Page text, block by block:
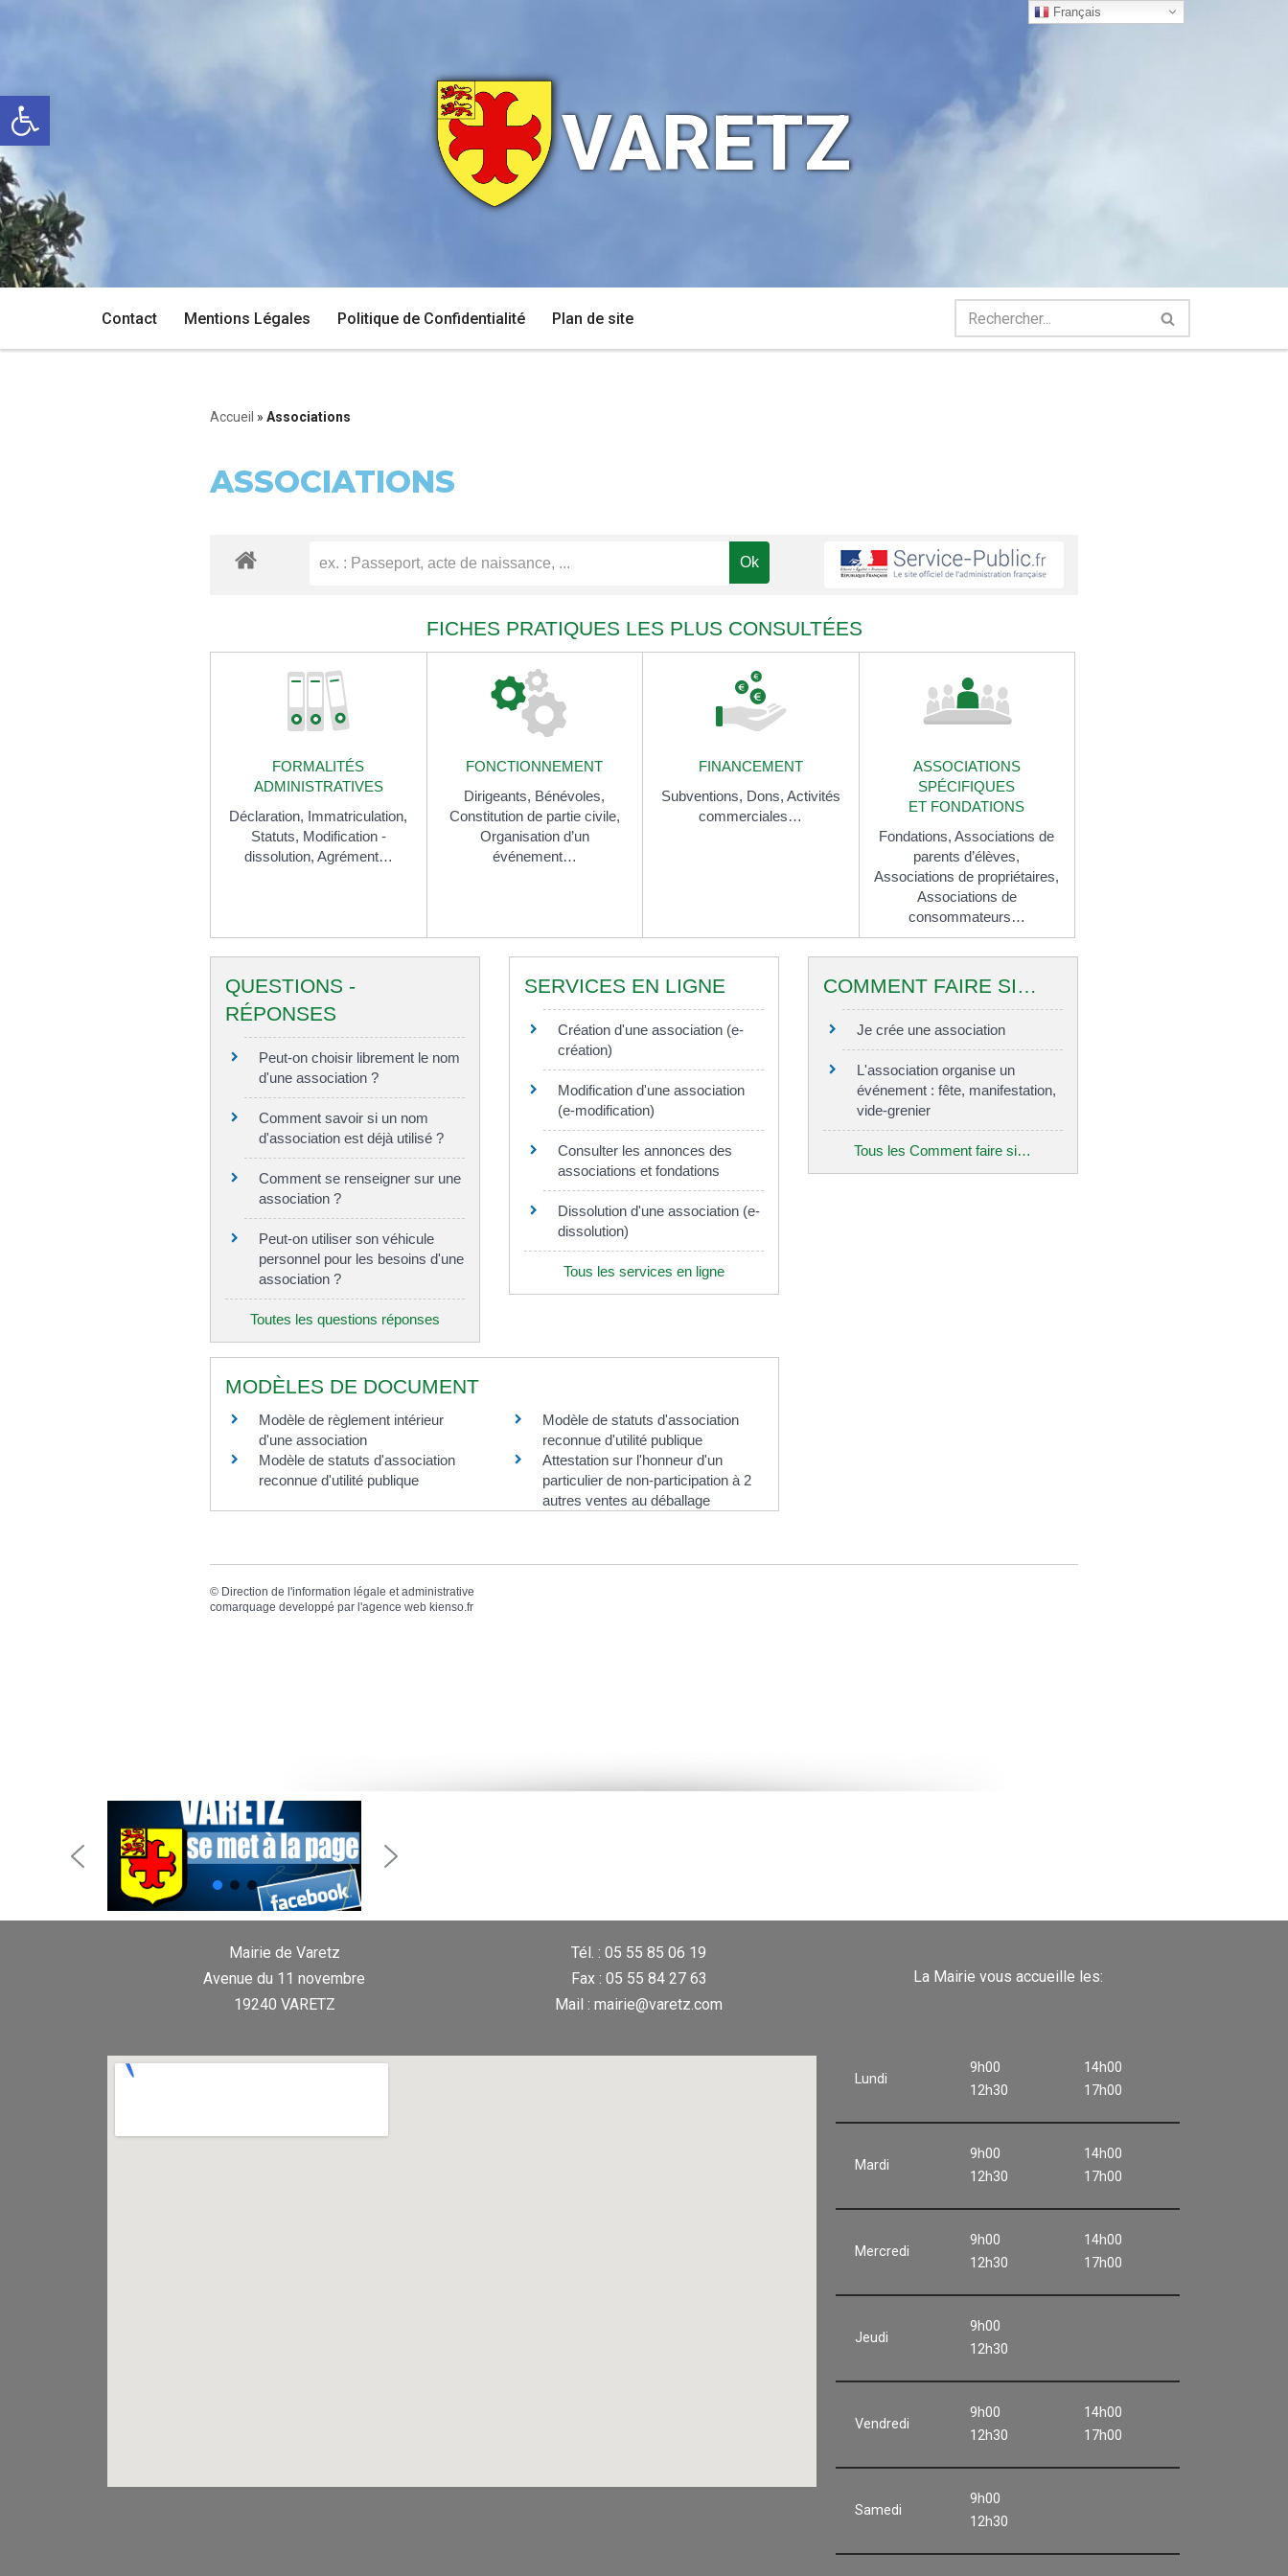
Ouvrir la barre d’outils
contenu
VARETZ
Contact Mentions Légales Politique de Confidentialité Plan de site
Accueil » Associations
ASSOCIATIONS
FICHES PRATIQUES LES PLUS CONSULTÉES
FORMALITÉS
ADMINISTRATIVES
Déclaration, Immatriculation,
Statuts, Modification -
dissolution, Agrément…
FONCTIONNEMENT
Dirigeants, Bénévoles,
Constitution de partie civile,
Organisation d’un
événement…
FINANCEMENT
Subventions, Dons, Activités
commerciales…
ASSOCIATIONS
SPÉCIFIQUES
ET FONDATIONS
Fondations,Associations de
parents d’élèves,
Associations de propriétaires,
Associations de
consommateurs…
QUESTIONS -
RÉPONSES
Peut-on choisir librement le nom
d'une association ?
Comment savoir si un nom
d'association est déjà utilisé ?
Comment se renseigner sur une
association ?
Peut-on utiliser son véhicule
personnel pour les besoins d'une
association ?
Toutes les questions réponses
SERVICES EN LIGNE
Création d'une association (e-
création)
Modification d'une association
(e-modification)
Consulter les annonces des
associations et fondations
Dissolution d'une association (e-
dissolution)
Tous les services en ligne
COMMENT FAIRE SI…
Je crée une association
L'association organise un
événement : fête, manifestation,
vide-grenier
Tous les Comment faire si…
MODÈLES DE DOCUMENT
Modèle de règlement intérieur
d'une association
Modèle de statuts d'association
reconnue d'utilité publique
Modèle de statuts d'association
reconnue d'utilité publique
Attestation sur l'honneur d'un
particulier de non-participation à 2
autres ventes au déballage
© Direction de l'information légale et administrative
comarquage developpé par l'agence web kienso.fr
Mairie de Varetz
Avenue du 11 novembre
19240 VARETZ
Tél. : 05 55 85 06 19
Fax : 05 55 84 27 63
Mail : mairie@varetz.com
La Mairie vous accueille les:
Lundi
9h00
12h30
14h00
17h00
Mardi
9h00
12h30
14h00
17h00
Mercredi
9h00
12h30
14h00
17h00
Jeudi
9h00
12h30
Vendredi
9h00
12h30
14h00
17h00
Samedi
9h00
12h30
Français